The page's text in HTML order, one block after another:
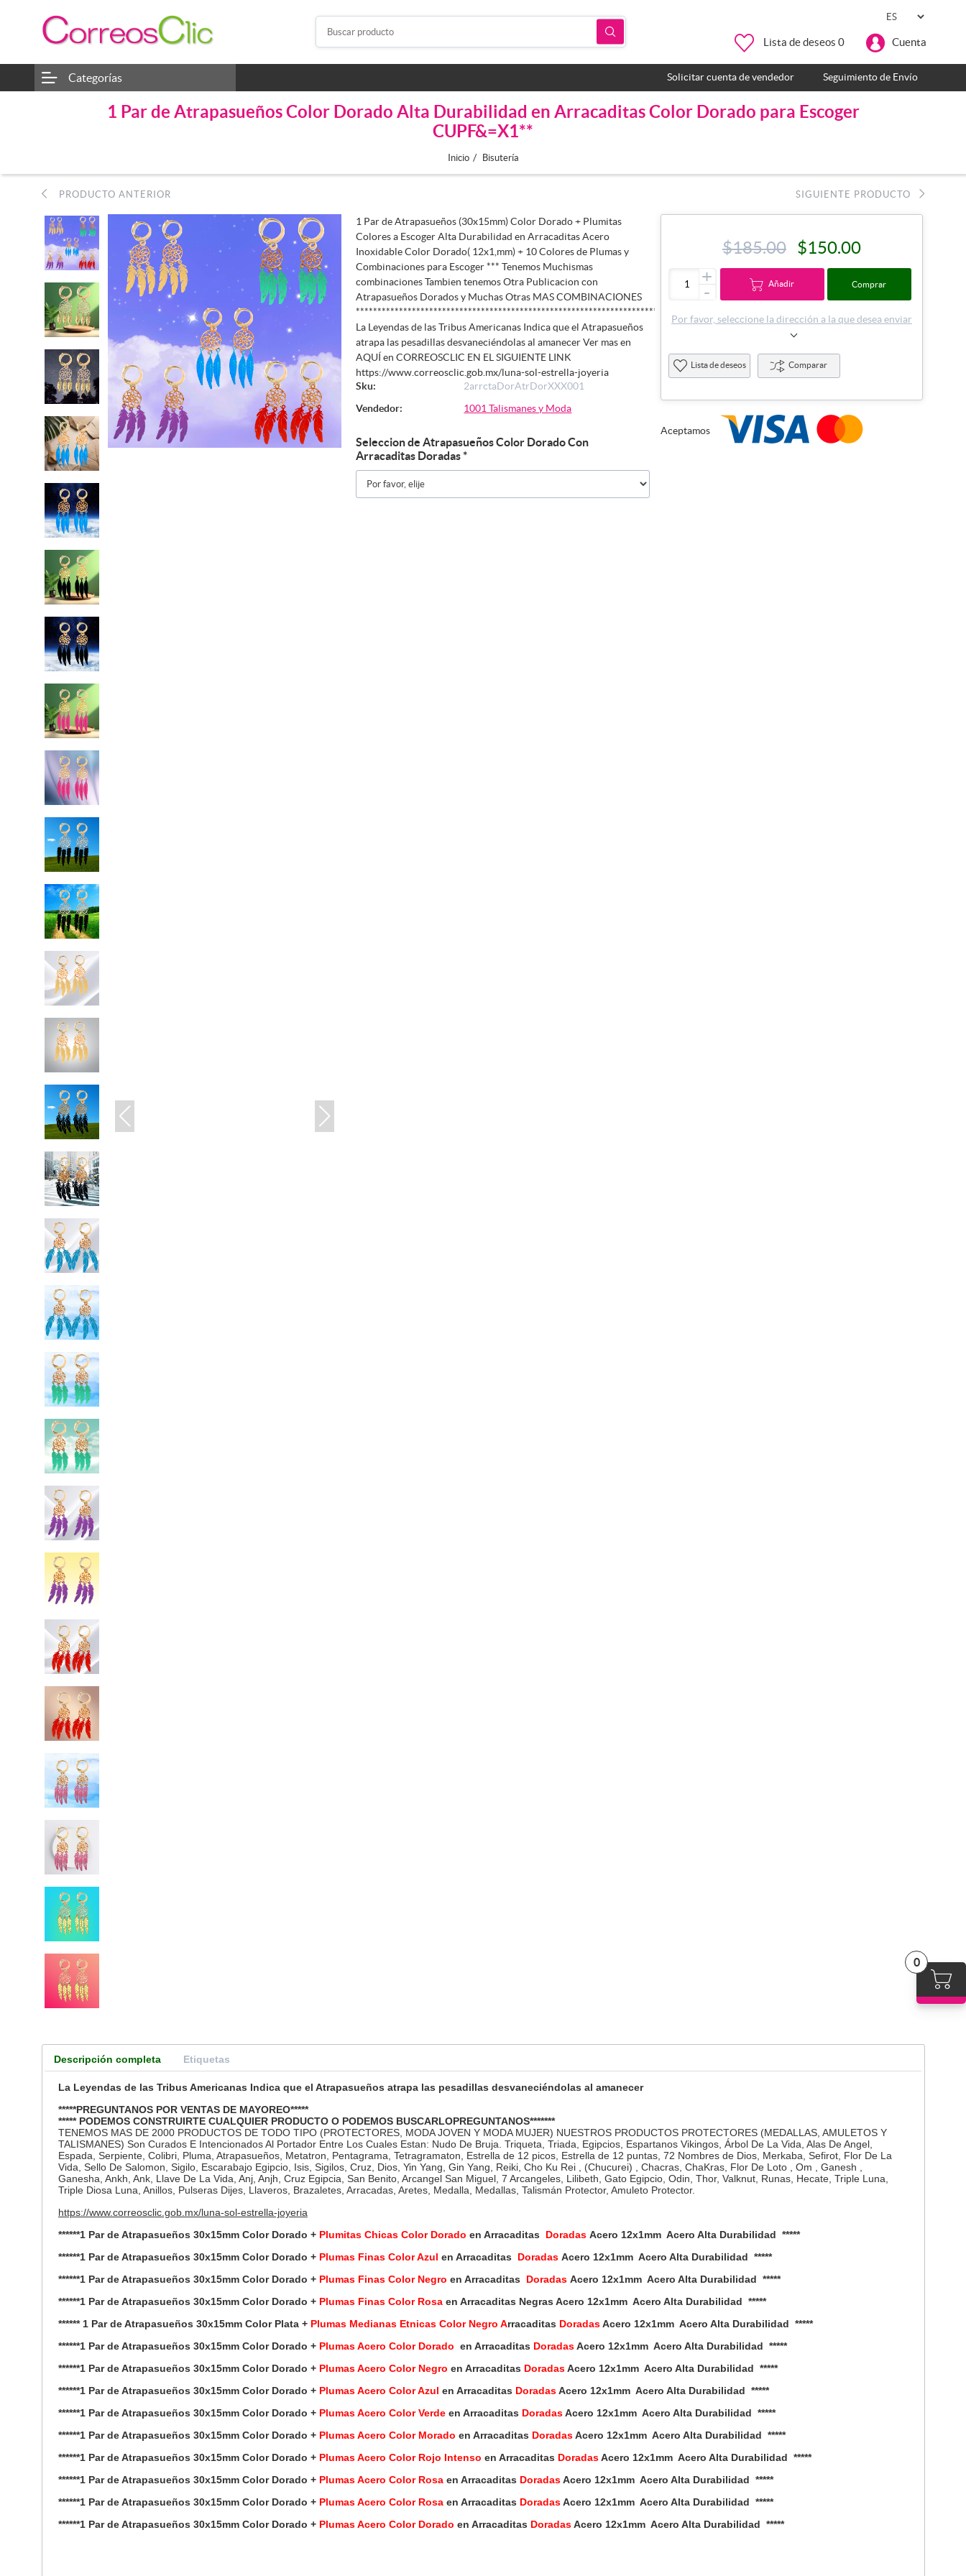
Lista de deseos 0 Cuenta
0
Categorías Solicitar cuenta de vendedor Seguimiento de Envío
1 Par de Atrapasueños Color Dorado Alta Durabilidad en Arracaditas Color Dorado para Escoger
CUPF&=X1**
Inicio / Bisutería
PRODUCTO ANTERIOR SIGUIENTE PRODUCTO
1 Par de Atrapasueños (30x15mm) Color Dorado + Plumitas
Colores a Escoger Alta Durabilidad en Arracaditas Acero
Inoxidable Color Dorado( 12x1,mm) + 10 Colores de Plumas y
Combinaciones para Escoger *** Tenemos Muchismas
combinaciones Tambien tenemos Otra Publicacion con
Atrapasueños Dorados y Muchas Otras MAS COMBINACIONES
***********************************************************************************************
La Leyendas de las Tribus Americanas Indica que el Atrapasueños
atrapa las pesadillas desvaneciéndolas al amanecer Ver mas en
AQUÍ en CORREOSCLIC EN EL SIGUIENTE LINK
https://www.correosclic.gob.mx/luna-sol-estrella-joyeria
Sku:
2arrctaDorAtrDorXXX001
Vendedor:
1001 Talismanes y Moda
Seleccion de Atrapasueños Color Dorado Con
Arracaditas Doradas*
$185.00 $150.00
+
- Añadir Comprar
Por favor, seleccione la dirección a la que desea enviar
Lista de deseos Comparar
Aceptamos
Descripción completa Etiquetas
La Leyendas de las Tribus Americanas Indica que el Atrapasueños atrapa las pesadillas desvaneciéndolas al amanecer
*****PREGUNTANOS POR VENTAS DE MAYOREO*****
***** PODEMOS CONSTRUIRTE CUALQUIER PRODUCTO O PODEMOS BUSCARLOPREGUNTANOS*******
TENEMOS MAS DE 2000 PRODUCTOS DE TODO TIPO (PROTECTORES, MODA JOVEN Y MODA MUJER) NUESTROS PRODUCTOS PROTECTORES (MEDALLAS, AMULETOS Y
TALISMANES) Son Curados E Intencionados Al Portador Entre Los Cuales Estan: Nudo De Bruja. Triqueta, Triada, Egipcios, Espartanos Vikingos, Árbol De La Vida, Alas De Angel,
Espada, Serpiente, Colibri, Pluma, Atrapasueños, Metatron, Pentagrama, Tetragramaton, Estrella de 12 picos, Estrella de 12 puntas, 72 Nombres de Dios, Merkaba, Sefirot, Flor De La
Vida, Sello De Salomon, Sigilo, Escarabajo Egipcio, Isis, Sigilos, Cruz, Dios, Yin Yang, Gin Yang, Reiki, Cho Ku Rei , (Chucurei) , Chacras, ChaKras, Flor De Loto , Om , Ganesh ,
Ganesha, Ankh, Ank, Llave De La Vida, Anj, Anjh, Cruz Egipcia, San Benito, Arcangel San Miguel, 7 Arcangeles, Lilibeth, Gato Egipcio, Odin, Thor, Valknut, Runas, Hecate, Triple Luna,
Triple Diosa Luna, Anillos, Pulseras Dijes, Llaveros, Brazaletes, Arracadas, Aretes, Medalla, Medallas, Talismán Protector, Amuleto Protector.
https://www.correosclic.gob.mx/luna-sol-estrella-joyeria
******1 Par de Atrapasueños 30x15mm Color Dorado +Plumitas Chicas Color Dorado en Arracaditas DoradasAcero 12x1mm Acero Alta Durabilidad *****
******1 Par de Atrapasueños 30x15mm Color Dorado + Plumas Finas Color Azul en Arracaditas DoradasAcero 12x1mm Acero Alta Durabilidad *****
******1 Par de Atrapasueños 30x15mm Color Dorado + Plumas Finas Color Negro en Arracaditas DoradasAcero 12x1mm Acero Alta Durabilidad *****
******1 Par de Atrapasueños 30x15mm Color Dorado + Plumas Finas Color Rosaen Arracaditas Negras Acero 12x1mm Acero Alta Durabilidad *****
****** 1 Par de Atrapasueños 30x15mm Color Plata + Plumas Medianas Etnicas Color Negro Arracaditas DoradasAcero 12x1mm Acero Alta Durabilidad *****
******1 Par de Atrapasueños 30x15mm Color Dorado + Plumas Acero Color Dorado en Arracaditas DoradasAcero 12x1mm Acero Alta Durabilidad *****
******1 Par de Atrapasueños 30x15mm Color Dorado + Plumas Acero Color Negro en Arracaditas DoradasAcero 12x1mm Acero Alta Durabilidad *****
******1 Par de Atrapasueños 30x15mm Color Dorado + Plumas Acero Color Azul en Arracaditas DoradasAcero 12x1mm Acero Alta Durabilidad *****
******1 Par de Atrapasueños 30x15mm Color Dorado + Plumas Acero Color Verdeen Arracaditas DoradasAcero 12x1mm Acero Alta Durabilidad *****
******1 Par de Atrapasueños 30x15mm Color Dorado + Plumas Acero Color Morado en Arracaditas DoradasAcero 12x1mm Acero Alta Durabilidad *****
******1 Par de Atrapasueños 30x15mm Color Dorado + Plumas Acero Color Rojo Intenso en Arracaditas DoradasAcero 12x1mm Acero Alta Durabilidad *****
******1 Par de Atrapasueños 30x15mm Color Dorado + Plumas Acero Color Rosa en Arracaditas DoradasAcero 12x1mm Acero Alta Durabilidad *****
******1 Par de Atrapasueños 30x15mm Color Dorado + Plumas Acero Color Rosa en Arracaditas DoradasAcero 12x1mm Acero Alta Durabilidad *****
******1 Par de Atrapasueños 30x15mm Color Dorado + Plumas Acero Color Dorado en Arracaditas DoradasAcero 12x1mm Acero Alta Durabilidad *****